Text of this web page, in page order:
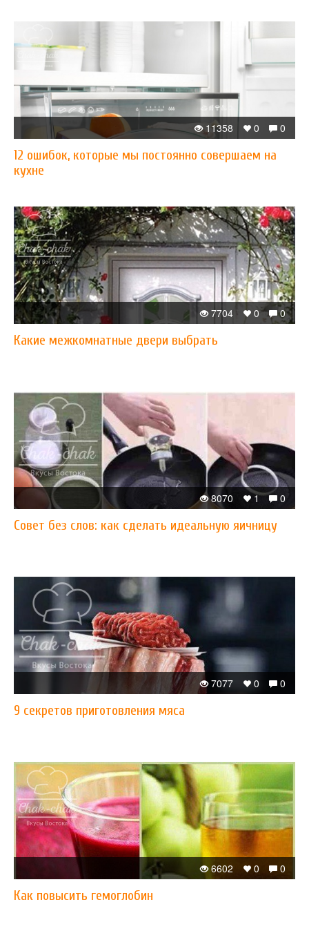
0
0
11358
12 ошибок, которые мы постоянно совершаем на
кухне
0
0
7704
Какие межкомнатные двери выбрать
0
1
8070
Совет без слов: как сделать идеальную яичницу
0
0
7077
9 секретов приготовления мяса
0
0
6602
Как повысить гемоглобин